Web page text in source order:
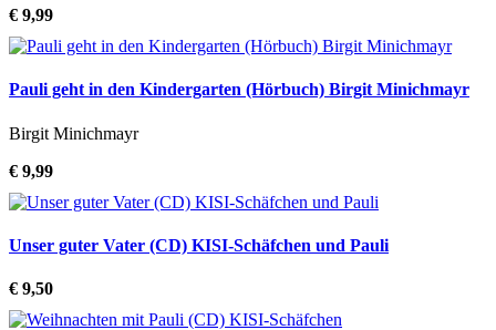
€ 9,99
Pauli geht in den Kindergarten (Hörbuch) Birgit Minichmayr
Birgit Minichmayr
€ 9,99
Unser guter Vater (CD) KISI-Schäfchen und Pauli
€ 9,50